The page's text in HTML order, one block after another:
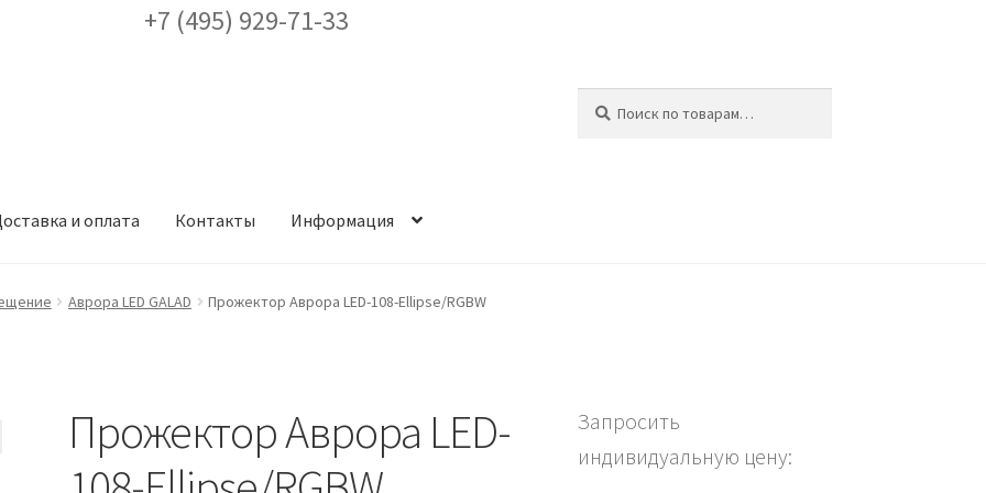
+7 (495) 929-71-33
и оплата Контакты Информация
Доставка и оплата Заказ проекта освещения КонтактыКорзина
Сертификаты Таблица выбора вводного щитка
Аврора LED GALAD Прожектор Аврора LED-108-Ellipse/RGBW
Прожектор Аврора LED-
Запросить
индивидуальную цену: